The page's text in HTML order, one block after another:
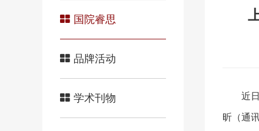
国院睿思
品牌活动
学术刊物 近
昕（通